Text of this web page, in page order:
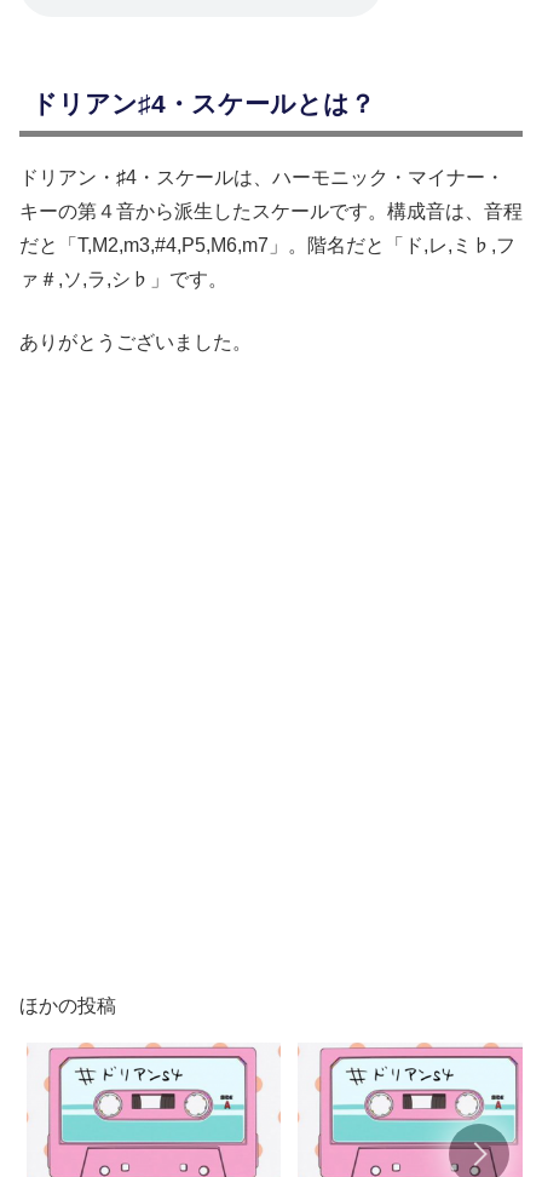
ドリアン♯4・スケールとは？
ドリアン・♯4・スケールは、ハーモニック・マイナー・
キーの第４音から派生したスケールです。構成音は、音程
だと「T,M2,m3,#4,P5,M6,m7」。階名だと「ド,レ,ミ♭,フ
ァ＃,ソ,ラ,シ♭」です。
ありがとうございました。
ほかの投稿